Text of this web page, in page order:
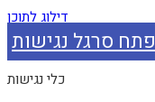
דילוג לתוכן
פתח סרגל נגישות
כלי נגישות